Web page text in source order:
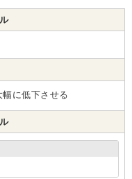
に低下させる